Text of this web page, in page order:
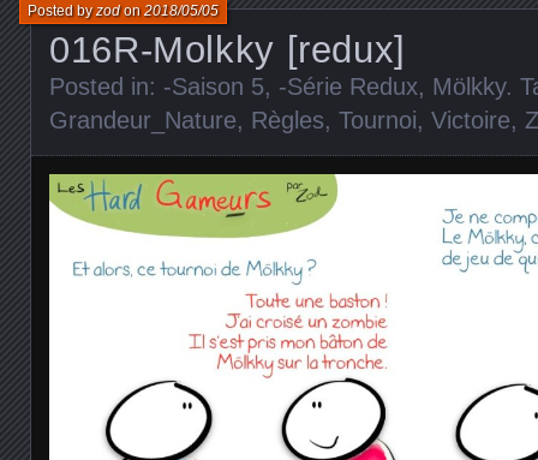
016R-Molkky [redux]
Posted byzodon2018/05/05
Posted in: -Saison 5, -Série Redux, Mölkky.
Grandeur_Nature, Règles, Tournoi, Victoire,